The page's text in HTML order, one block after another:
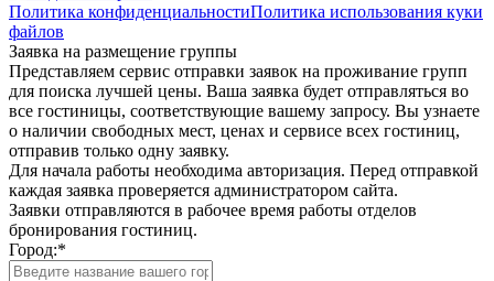
Политика конфиденциальностиПолитика использования куки
файлов
Заявка на размещение группы
Представляем сервис отправки заявок на проживание групп
для поиска лучшей цены. Ваша заявка будет отправляться во
все гостиницы, соответствующие вашему запросу. Вы узнаете
о наличии свободных мест, ценах и сервисе всех гостиниц,
отправив только одну заявку.
Для начала работы необходима авторизация. Перед отправкой
каждая заявка проверяется администратором сайта.
Заявки отправляются в рабочее время работы отделов
бронирования гостиниц.
Город:*